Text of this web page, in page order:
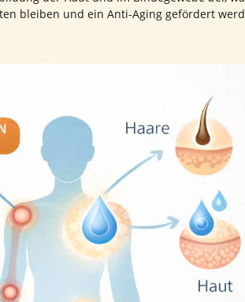
bleiben und ein Anti-Aging gefördert